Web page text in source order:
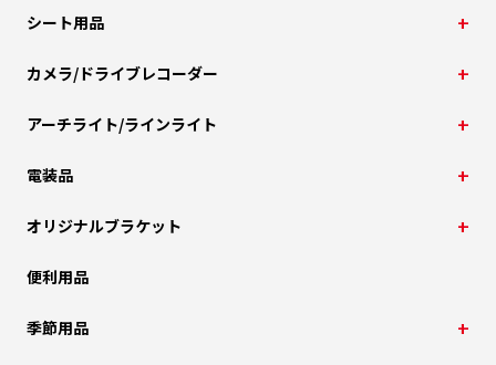
シート用品
カメラ/ドライブレコーダー
アーチライト/ラインライト
電装品
オリジナルブラケット
便利用品
季節用品